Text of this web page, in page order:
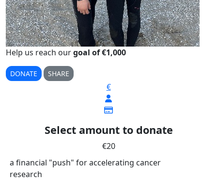
Help us reach ourgoal of €1,000
DONATE SHARE
€
Select amount to donate
€20
a financial "push" for accelerating cancer
research